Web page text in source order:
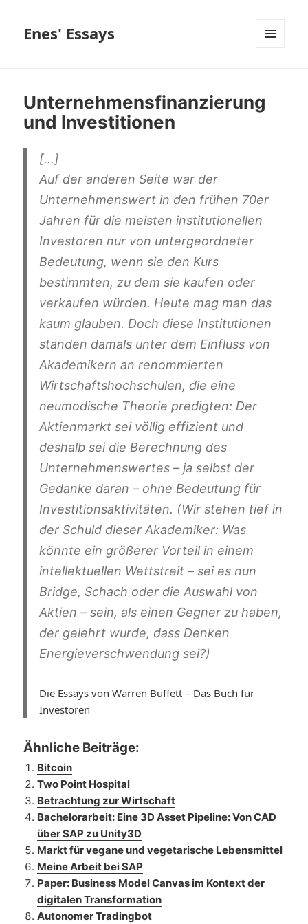
Enes' Essays
Unternehmensfinanzierung
und Investitionen
[…]
Auf der anderen Seite war der
Unternehmenswert in den frühen 70er
Jahren für die meisten institutionellen
Investoren nur von untergeordneter
Bedeutung, wenn sie den Kurs
bestimmten, zu dem sie kaufen oder
verkaufen würden. Heute mag man das
kaum glauben. Doch diese Institutionen
standen damals unter dem Einfluss von
Akademikern an renommierten
Wirtschaftshochschulen, die eine
neumodische Theorie predigten: Der
Aktienmarkt sei völlig effizient und
deshalb sei die Berechnung des
Unternehmenswertes – ja selbst der
Gedanke daran – ohne Bedeutung für
Investitionsaktivitäten. (Wir stehen tief in
der Schuld dieser Akademiker: Was
könnte ein größerer Vorteil in einem
intellektuellen Wettstreit – sei es nun
Bridge, Schach oder die Auswahl von
Aktien – sein, als einen Gegner zu haben,
der gelehrt wurde, dass Denken
Energieverschwendung sei?)
Die Essays von Warren Buffett – Das Buch für
Investoren
Ähnliche Beiträge:
Bitcoin
Two Point Hospital
Betrachtung zur Wirtschaft
Bachelorarbeit: Eine 3D Asset Pipeline: Von CAD
über SAP zu Unity3D
Markt für vegane und vegetarische Lebensmittel
Meine Arbeit bei SAP
Paper: Business Model Canvas im Kontext der
digitalen Transformation
Autonomer Tradingbot